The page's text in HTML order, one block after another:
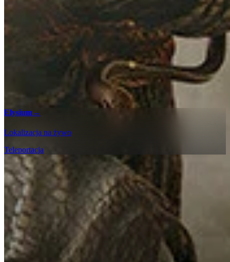
Elysium→
Lokalizacja na żywo
Teleportacja